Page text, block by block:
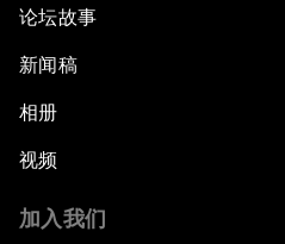
论坛故事
新闻稿
相册
视频
加入我们